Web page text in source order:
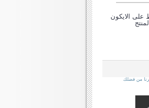
على الايكون
من فضلك